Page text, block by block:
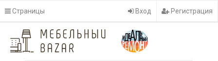
Страницы Вход Регистрация